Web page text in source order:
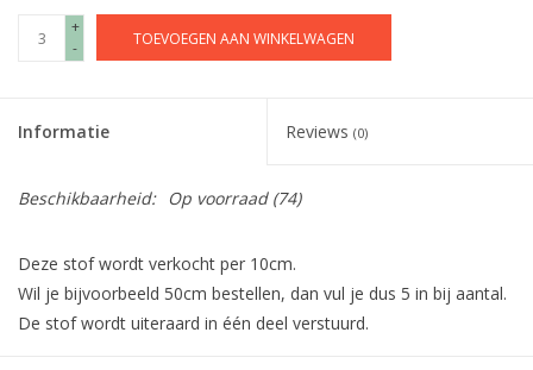
+
-
TOEVOEGEN AAN WINKELWAGEN
Informatie Reviews (0)
Beschikbaarheid: Op voorraad(74)
Deze stof wordt verkocht per 10cm.
Wil je bijvoorbeeld 50cm bestellen, dan vul je dus 5 in bij aantal.
De stof wordt uiteraard in één deel verstuurd.